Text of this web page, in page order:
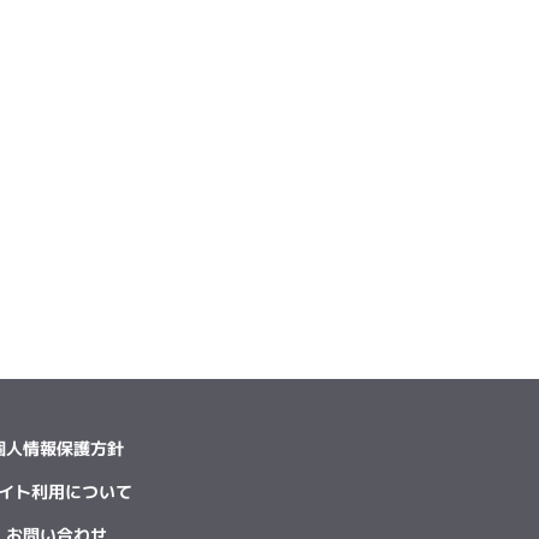
人情報保護方針
ト利用について
お問い合わせ